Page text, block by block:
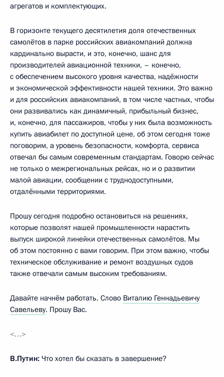
агрегатов и комплектующих.
В горизонте текущего десятилетия доля отечественных
самолётов в парке российских авиакомпаний должна
кардинально вырасти, и это, конечно, шанс для
производителей авиационной техники, – конечно,
с обеспечением высокого уровня качества, надёжности
и экономической эффективности нашей техники. Это важно
и для российских авиакомпаний, в том числе частных, чтобы
они развивались как динамичный, прибыльный бизнес,
и, конечно, для пассажиров, чтобы у них была возможность
купить авиабилет по доступной цене, об этом сегодня тоже
поговорим, а уровень безопасности, комфорта, сервиса
отвечал бы самым современным стандартам. Говорю сейчас
не только о межрегиональных рейсах, но и о развитии
малой авиации, сообщении с труднодоступными,
отдалёнными территориями.
Прошу сегодня подробно остановиться на решениях,
которые позволят нашей промышленности нарастить
выпуск широкой линейки отечественных самолётов. Мы
об этом постоянно с вами говорим. При этом важно, чтобы
техническое обслуживание и ремонт воздушных судов
также отвечали самым высоким требованиям.
Давайте начнём работать. Слово Виталию Геннадьевичу
Савельеву. Прошу Вас.
<…>
В.Путин: Что хотел бы сказать в завершение?